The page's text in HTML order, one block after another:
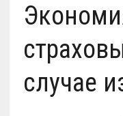
случае